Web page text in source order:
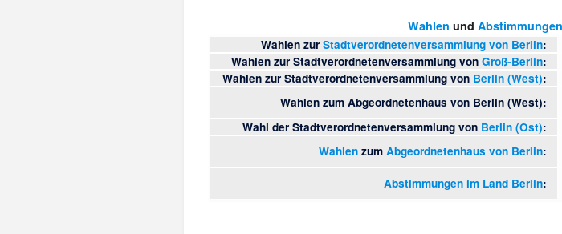
Wahlen und Abstimmungen
Wahlen zur Stadtverordnetenversammlung von Berlin:
Wahlen zur Stadtverordnetenversammlung von Groß-Berlin:
Wahlen zur Stadtverordnetenversammlung von Berlin (West):
Wahlen zum Abgeordnetenhaus von Berlin (West):
Wahl der Stadtverordnetenversammlung von Berlin (Ost):
Wahlenzum Abgeordnetenhaus von Berlin:
Abstimmungen im Land Berlin: